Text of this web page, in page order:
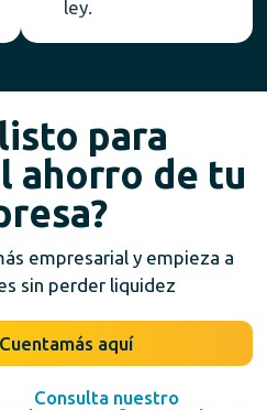
ley.
para
ahorro de tu
empresarial y empieza a
sin perder liquidez
aquí
Consulta nuestro